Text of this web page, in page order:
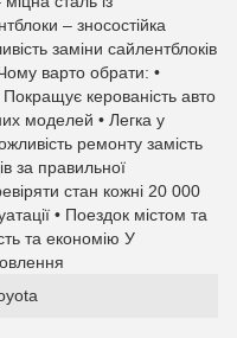
– зносостійка
заміни сайлентблоків
варто обрати: •
керованість авто
моделей • Легка у
ремонту замість
за правильної
стан кожні 20 000
• Поездок містом та
та економію У